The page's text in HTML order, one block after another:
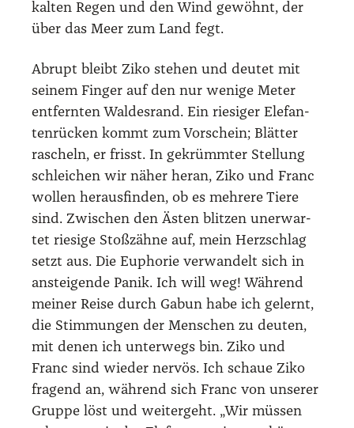
kal­ten Regen und den Wind gewöhnt, der
über das Meer zum Land fegt.
Abrupt bleibt Ziko ste­hen und deu­tet mit
sei­nem Fin­ger auf den nur weni­ge Meter
ent­fern­ten Wal­des­rand. Ein rie­si­ger Ele­fan­
ten­rü­cken kommt zum Vor­schein; Blät­ter
rascheln, er frisst. In gekrümm­ter Stel­lung
schlei­chen wir näher her­an, Ziko und Franc
wol­len her­aus­fin­den, ob es meh­re­re Tie­re
sind. Zwi­schen den Ästen blit­zen uner­war­
tet rie­si­ge Stoß­zäh­ne auf, mein Herz­schlag
setzt aus. Die Eupho­rie ver­wan­delt sich in
anstei­gen­de Panik. Ich will weg! Wäh­rend
mei­ner Rei­se durch Gabun habe ich gelernt,
die Stim­mun­gen der Men­schen zu deu­ten,
mit denen ich unter­wegs bin. Ziko und
Franc sind wie­der ner­vös. Ich schaue Ziko
fra­gend an, wäh­rend sich Franc von unse­rer
Grup­pe löst und wei­ter­geht. „Wir müs­sen